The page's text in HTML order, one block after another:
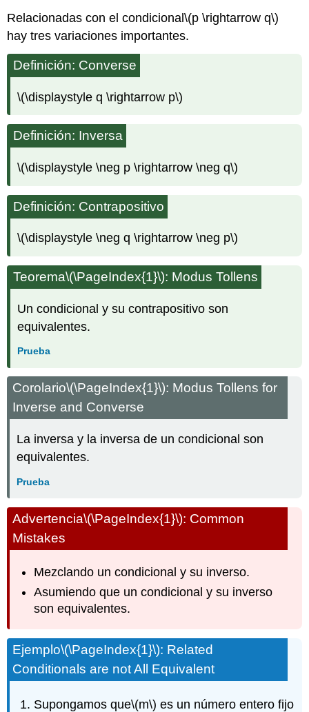
Relacionadas con el condicional\(p \rightarrow q\)
hay tres variaciones importantes.
Definición: Converse
\(\displaystyle q \rightarrow p\)
Definición: Inversa
\(\displaystyle \neg p \rightarrow \neg q\)
Definición: Contrapositivo
\(\displaystyle \neg q \rightarrow \neg p\)
Teorema\(\PageIndex{1}\): Modus Tollens
Un condicional y su contrapositivo son
equivalentes.
Prueba
Corolario\(\PageIndex{1}\): Modus Tollens for
Inverse and Converse
La inversa y la inversa de un condicional son
equivalentes.
Prueba
Advertencia\(\PageIndex{1}\): Common
Mistakes
Mezclando un condicional y su inverso.
Asumiendo que un condicional y su inverso
son equivalentes.
Ejemplo\(\PageIndex{1}\): Related
Conditionals are not All Equivalent
Supongamos que\(m\) es un número entero fijo